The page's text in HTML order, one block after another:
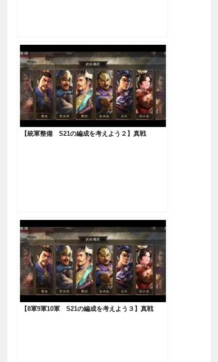
【統軍整備 S21の編成を考えよう２】真戦
【8軍9軍10軍 S21の編成を考えよう３】真戦